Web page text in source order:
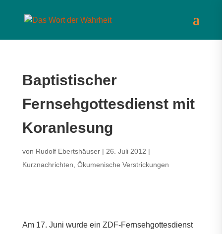
Baptistischer
Fernsehgottesdienst mit
Koranlesung
von Rudolf Ebertshäuser| 26. Juli 2012 |
Kurznachrichten Ökumenische Verstrickungen
Am 17. Juni wurde ein ZDF-Fernsehgottesdienst